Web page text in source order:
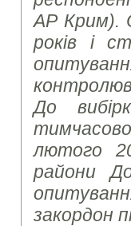
АР Крим).
років і
До
лютого
райони
закордон